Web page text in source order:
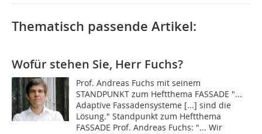
Thematisch passende Artikel:
Wofür stehen Sie, Herr Fuchs?
Prof. Andreas Fuchs mit seinem
STANDPUNKT zum Heftthema FASSADE "...
Adaptive Fassadensysteme [...] sind die
Lösung." Standpunkt zum Heftthema
FASSADE Prof. Andreas Fuchs: "... Wir